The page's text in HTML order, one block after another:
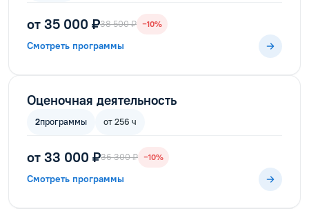
от 35 000 ₽38 500 ₽ −10%
Смотреть программы
Оценочная деятельность
2программы от 256 ч
от 33 000 ₽36 300 ₽ −10%
Смотреть программы